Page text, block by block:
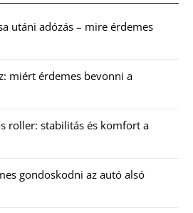
utáni adózás – mire érdemes
miért érdemes bevonni a
roller: stabilitás és komfort a
gondoskodni az autó alsó